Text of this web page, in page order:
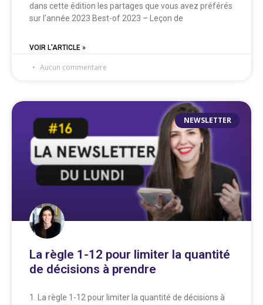
dans cette édition les partages que vous avez préférés
sur l’année 2023 Best-of 2023 – Leçon de
VOIR L'ARTICLE »
Aucun commentaire
NEWSLETTER
La règle 1-12 pour limiter la quantité
de décisions à prendre
1. La règle 1-12 pour limiter la quantité de décisions à